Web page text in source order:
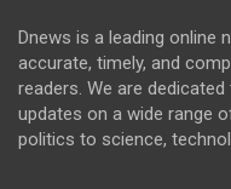
Dnews is a leading online
accurate, timely, and
readers. We are
updates on a wide range
politics to science,